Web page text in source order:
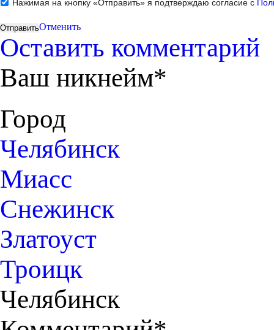
Нажимая на кнопку «Отправить» я подтверждаю согласие с
Отменить
Оставить комментарий
Ваш никнейм*
Город
Челябинск
Миасс
Снежинск
Златоуст
Троицк
Челябинск